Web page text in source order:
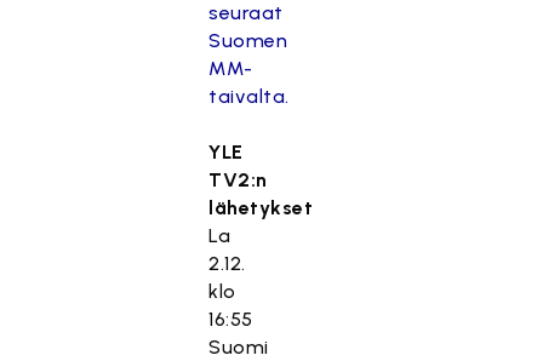
seuraat
Suomen
MM-
taivalta.
YLE
TV2:n
lähetykset
La
2.12.
klo
16:55
Suomi